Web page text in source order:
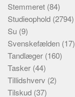
Stemmeret (84)
Studieophold (2794)
Su (9)
Svenskefælden (17)
Tandlæger (160)
Tasker (44)
Tillidshverv (2)
Tilskud (37)